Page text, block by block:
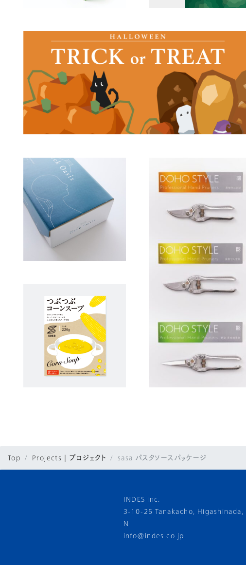
Top Projects | プロジェクト sasa パスタソースパッケージ
INDES inc.
3-10-25 Tanakacho, Higashinada,
N
info@indes.co.jp